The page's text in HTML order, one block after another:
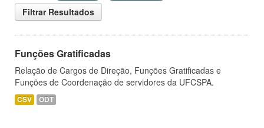
Filtrar Resultados
Funções Gratificadas
Relação de Cargos de Direção, Funções Gratificadas e
Funções de Coordenação de servidores da UFCSPA.
CSV ODT